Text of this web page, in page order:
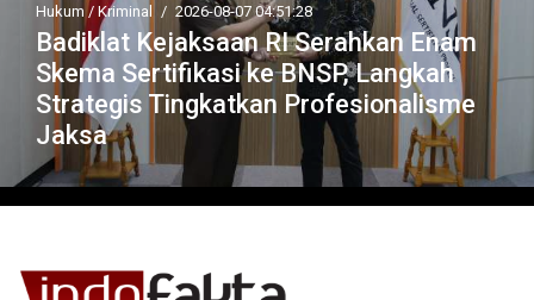
Hukum / Kriminal / 2026-08-07 04:51:28
Badiklat Kejaksaan RI Serahkan Enam
Skema Sertifikasi ke BNSP, Langkah
Strategis Tingkatkan Profesionalisme
Jaksa